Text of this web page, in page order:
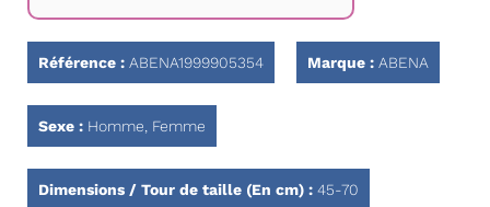
Galerie
Référence : ABENA1999905354 Marque : ABENA
Sexe : Homme, Femme
Dimensions / Tour de taille (En cm) : 45-70